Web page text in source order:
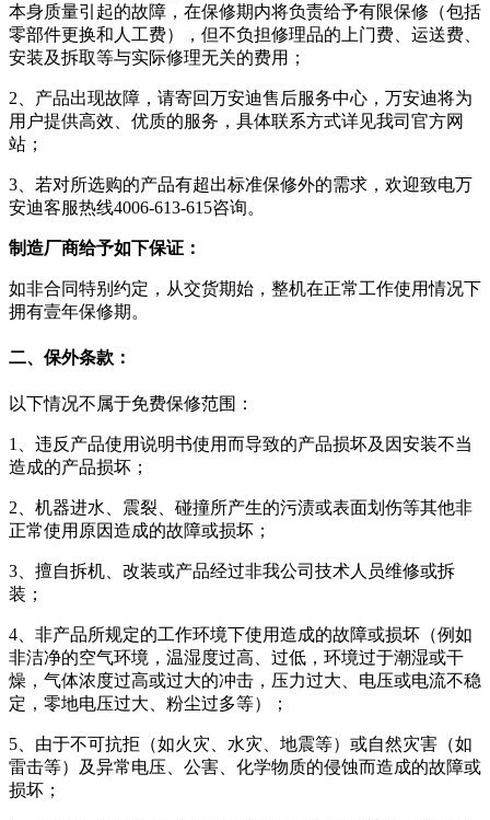
本身质量引起的故障，在保修期内将负责给予有限保修（包括
零部件更换和人工费），但不负担修理品的上门费、运送费、
安装及拆取等与实际修理无关的费用；
2、产品出现故障，请寄回万安迪售后服务中心，万安迪将为
用户提供高效、优质的服务，具体联系方式详见我司官方网
站；
3、若对所选购的产品有超出标准保修外的需求，欢迎致电万
安迪客服热线4006-613-615咨询。
制造厂商给予如下保证：
如非合同特别约定，从交货期始，整机在正常工作使用情况下
拥有壹年保修期。
二、保外条款：
以下情况不属于免费保修范围：
1、违反产品使用说明书使用而导致的产品损坏及因安装不当
造成的产品损坏；
2、机器进水、震裂、碰撞所产生的污渍或表面划伤等其他非
正常使用原因造成的故障或损坏；
3、擅自拆机、改装或产品经过非我公司技术人员维修或拆
装；
4、非产品所规定的工作环境下使用造成的故障或损坏（例如
非洁净的空气环境，温湿度过高、过低，环境过于潮湿或干
燥，气体浓度过高或过大的冲击，压力过大、电压或电流不稳
定，零地电压过大、粉尘过多等）；
5、由于不可抗拒（如火灾、水灾、地震等）或自然灾害（如
雷击等）及异常电压、公害、化学物质的侵蚀而造成的故障或
损坏；